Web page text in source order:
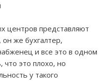
центров представляют
он же бухгалтер,
и все это в одном
что это плохо, но
у такого